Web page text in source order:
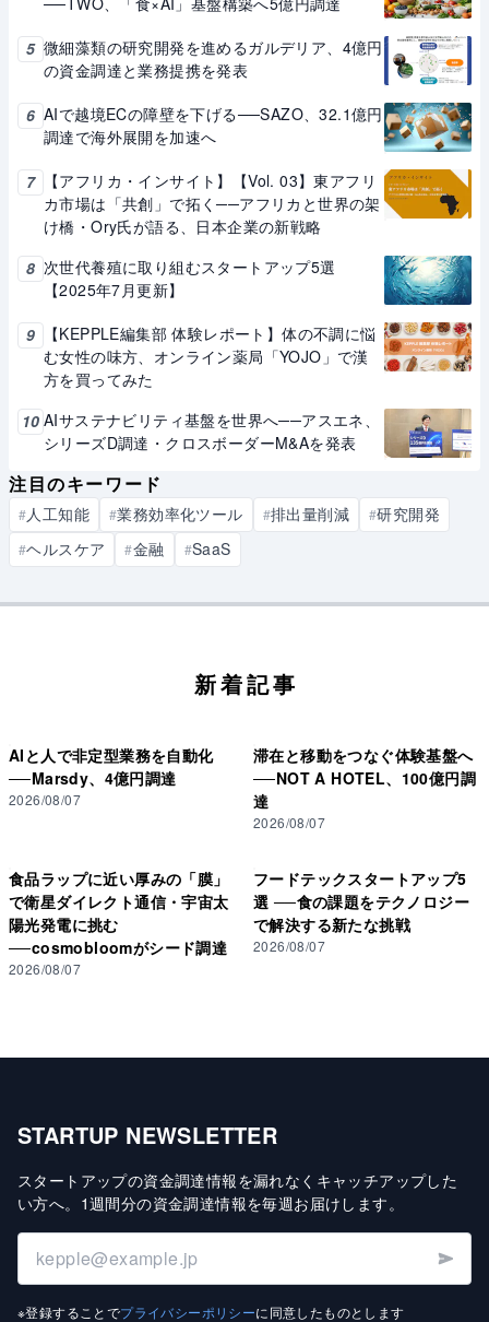
5 微細藻類の研究開発を進めるガルデリア、4億円
の資金調達と業務提携を発表
6 AIで越境ECの障壁を下げる──SAZO、32.1億円
調達で海外展開を加速へ
7
【アフリカ・インサイト】【Vol. 03】東アフリ
カ市場は「共創」で拓く──アフリカと世界の架
け橋・Ory氏が語る、日本企業の新戦略
8 次世代養殖に取り組むスタートアップ5選
【2025年7月更新】
9
【KEPPLE編集部 体験レポート】体の不調に悩
む女性の味方、オンライン薬局「YOJO」で漢
方を買ってみた
10 AIサステナビリティ基盤を世界へ──アスエネ、
シリーズD調達・クロスボーダーM&Aを発表
注目のキーワード
#人工知能 #業務効率化ツール #排出量削減 #研究開発
#ヘルスケア #金融 #SaaS
新着記事
AIと人で非定型業務を自動化
──Marsdy、4億円調達
2026/08/07
滞在と移動をつなぐ体験基盤へ
──NOT A HOTEL、100億円調
達
2026/08/07
食品ラップに近い厚みの「膜」
で衛星ダイレクト通信・宇宙太
陽光発電に挑む
──cosmobloomがシード調達
2026/08/07
フードテックスタートアップ5
選 ──食の課題をテクノロジー
で解決する新たな挑戦
2026/08/07
STARTUP NEWSLETTER
スタートアップの資金調達情報を漏れなくキャッチアップした
い方へ。 1週間分の資金調達情報を毎週お届けします 。
※登録することでプライバシーポリシーに同意したものとします